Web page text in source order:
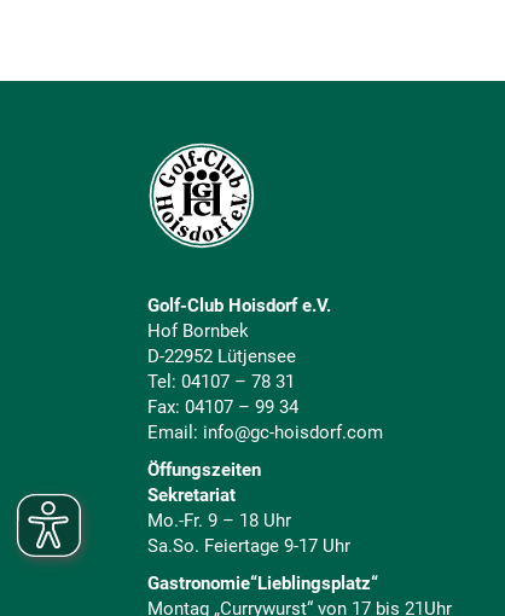
Golf-Club Hoisdorf e.V.
Hof Bornbek
D-22952 Lütjensee
Tel: 04107 – 78 31
Fax: 04107 – 99 34
Email: info@gc-hoisdorf.com
Öffungszeiten
Sekretariat
Mo.-Fr. 9 – 18 Uhr
Sa.So. Feiertage 9-17 Uhr
Gastronomie“Lieblingsplatz“
Montag „Currywurst“ von 17 bis 21Uhr